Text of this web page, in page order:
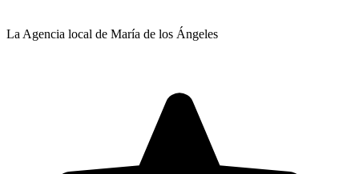
La Agencia local de María de los Ángeles